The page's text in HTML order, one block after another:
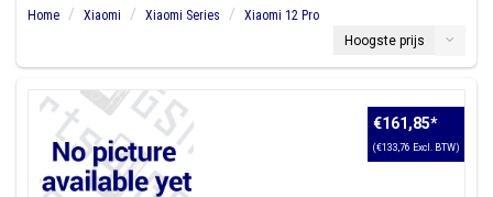
Home Xiaomi Xiaomi Series
Xiaomi 12 Pro
Hoogste prijs
€161,85*
(€133,76 Excl. BTW)